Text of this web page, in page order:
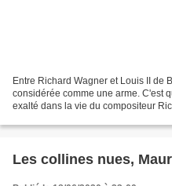
Entre Richard Wagner et Louis II de
considérée comme une arme. C'est
exalté dans la vie du compositeur
Les collines nues,